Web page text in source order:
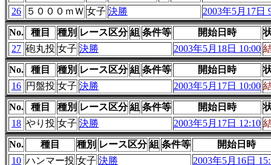
26
５０００ｍＷ 女子 決勝 2003年5月17日
No. 種目 種別 レース区分 組 条件等 開始日時
27 砲丸投 女子 決勝 2003年5月18日 10:00
No. 種目 種別 レース区分 組 条件等 開始日時
16 円盤投 女子 決勝 2003年5月17日 10:00
No. 種目 種別 レース区分 組 条件等 開始日時
18 やり投 女子 決勝 2003年5月17日 12:10
No. 種目 種別 レース区分 組 条件等
開始日時
10 ハンマー投 女子 決勝 2003年5月16日